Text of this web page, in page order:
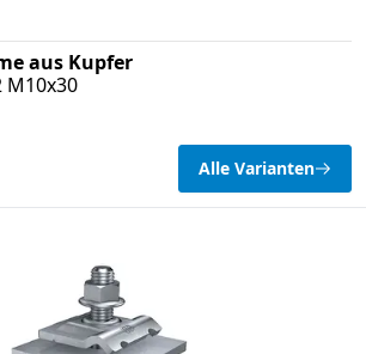
aus Kupfer
M10x30
Alle Varianten